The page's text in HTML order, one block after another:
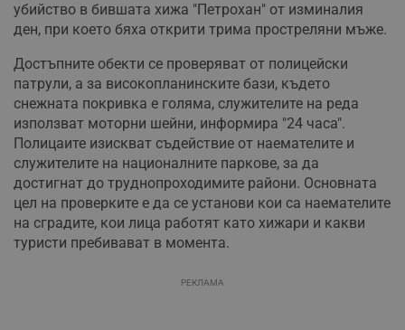
убийство в бившата хижа "Петрохан" от изминалия
ден, при което бяха открити трима простреляни мъже.
Достъпните обекти се проверяват от полицейски
патрули, а за високопланинските бази, където
снежната покривка е голяма, служителите на реда
използват моторни шейни, информира "24 часа".
Полицаите изискват съдействие от наемателите и
служителите на националните паркове, за да
достигнат до труднопроходимите райони. Основната
цел на проверките е да се установи кои са наемателите
на сградите, кои лица работят като хижари и какви
туристи пребивават в момента.
РЕКЛАМА